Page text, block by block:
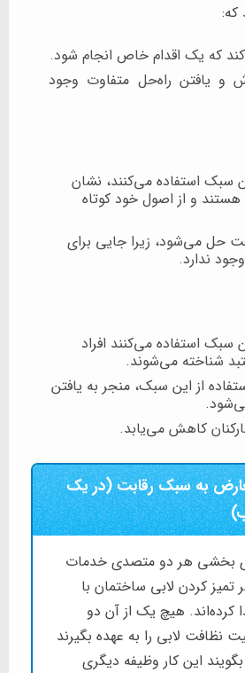
که:
که یک اقدام خاص انجام شود.
و یافتن راه‌حل متفاوت وجود
سبک استفاده می‌کنند، نشان
و از اصول خود کوتاه
حل می‌شود، زیرا جایی برای
ندارد.
سبک استفاده می‌کنند افراد
شناخته می‌شوند.
از این سبک، منجر به یافتن
کاهش می‌یابد.
به سبک رقابت (در یک
بخشی هر دو متصدی خدمات
کردن لابی ساختمان با
کرده‌اند. هیچ‌ یک از آن دو
نظافت لابی را به عهده بگیرند
این کار وظیفه دیگری